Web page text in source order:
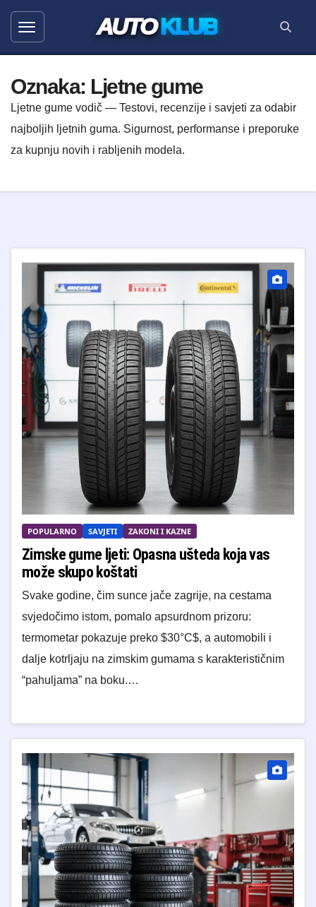
AUTOKLUB
Oznaka: Ljetne gume
Ljetne gume vodič — Testovi, recenzije i savjeti za odabir
najboljih ljetnih guma. Sigurnost, performanse i preporuke
za kupnju novih i rabljenih modela.
POPULARNO SAVJETI ZAKONI I KAZNE
Zimske gume ljeti: Opasna ušteda koja vas
može skupo koštati
Svake godine, čim sunce jače zagrije, na cestama
svjedočimo istom, pomalo apsurdnom prizoru:
termometar pokazuje preko $30°C$, a automobili i
dalje kotrljaju na zimskim gumama s karakterističnim
“pahuljama” na boku.…